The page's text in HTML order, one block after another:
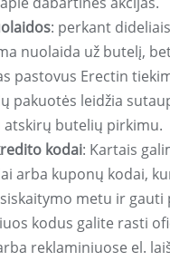
: perkant
nuolaida už butelį,
pastovus Erectin
pakuotės leidžia
atskirų butelių pirkimu.
kodai: Kartais
arba kuponų kodai,
metu ir gauti
kodus galite rasti
reklaminiuose el.